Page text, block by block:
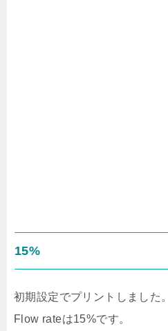
15%
初期設定でプリントしました。
Flow rateは15%です。